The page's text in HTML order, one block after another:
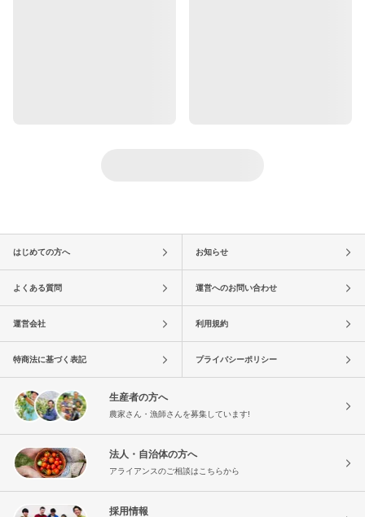
はじめての方へ お知らせ
よくある質問 運営へのお問い合わせ
運営会社 利用規約
特商法に基づく表記 プライバシーポリシー
生産者の方へ
農家さん・漁師さんを募集しています!
法人・自治体の方へ
アライアンスのご相談はこちらから
採用情報